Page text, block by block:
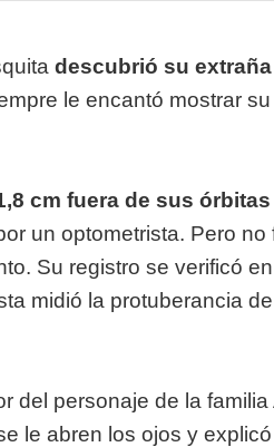
descubrió su
le encantó mostrar
cm fuera de sus
un optometrista. Pero
Su registro se verificó
midió la protuberancia
del personaje de la
le abren los ojos y